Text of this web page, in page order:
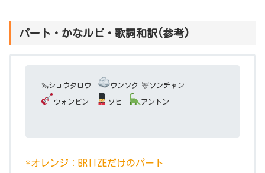
パート・かなルビ・歌詞和訳(参考)
🦦ショウタロウ ウンソク 🦌ソンチャン
ウォンビン ソヒ アントン
*オレンジ：BRIIZEだけのパート